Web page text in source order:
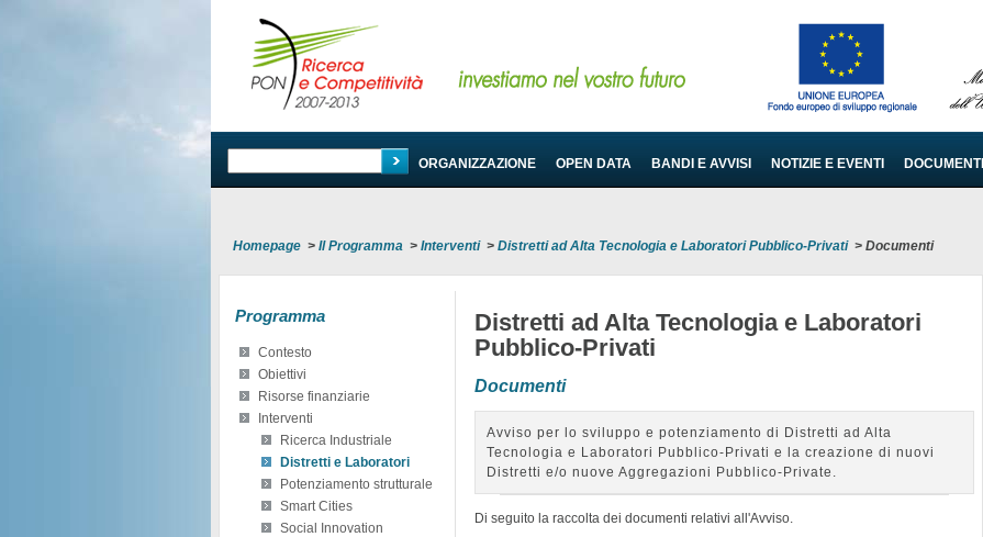
PROGRAMMA ORGANIZZAZIONE OPEN DATA BANDI E AVVISI NOTIZIE E EVENTI DOCUMENTI
Homepage > Il Programma > Interventi> Distretti ad Alta Tecnologia e Laboratori Pubblico-Privati> Documenti
Programma
Contesto
Obiettivi
Risorse finanziarie
Interventi
Ricerca Industriale
Distretti e Laboratori
Potenziamento strutturale
Smart Cities
Social Innovation
Distretti ad Alta Tecnologia e Laboratori
Pubblico-Privati
Documenti
Avviso per lo sviluppo e potenziamento di Distretti ad Alta
Tecnologia e Laboratori Pubblico-Privati e la creazione di nuovi
Distretti e/o nuove Aggregazioni Pubblico-Private.
Di seguito la raccolta dei documenti relativi all'Avviso.